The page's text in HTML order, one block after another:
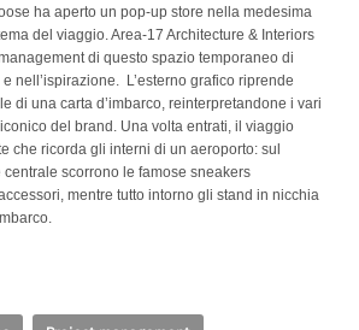
ha aperto un pop-up store nella medesima
del viaggio. Area-17 Architecture & Interiors
di questo spazio temporaneo di
nell’ispirazione. L’esterno grafico riprende
di una carta d’imbarco, reinterpretandone i vari
del brand. Una volta entrati, il viaggio
che ricorda gli interni di un aeroporto: sul
centrale scorrono le famose sneakers
mentre tutto intorno gli stand in nicchia